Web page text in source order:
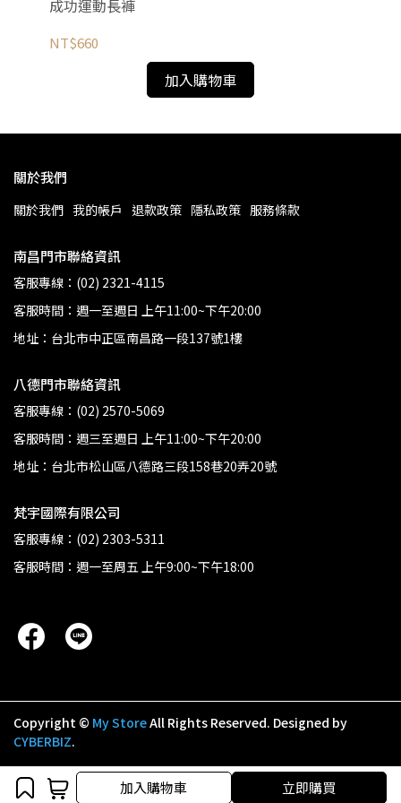
加入購物車
加入購物車 立即購買
成功運動長褲
NT$660
加入購物車
關於我們
關於我們 我的帳戶 退款政策 隱私政策 服務條款
南昌門市聯絡資訊
客服專線：(02) 2321-4115
客服時間：週一至週日 上午11:00~下午20:00
地址：台北市中正區南昌路一段137號1樓
八德門市聯絡資訊
客服專線：(02) 2570-5069
客服時間：週三至週日 上午11:00~下午20:00
地址：台北市松山區八德路三段158巷20弄20號
梵宇國際有限公司
客服專線：(02) 2303-5311
客服時間：週一至周五 上午9:00~下午18:00
Copyright © My StoreAll Rights Reserved. Designed by
CYBERBIZ.